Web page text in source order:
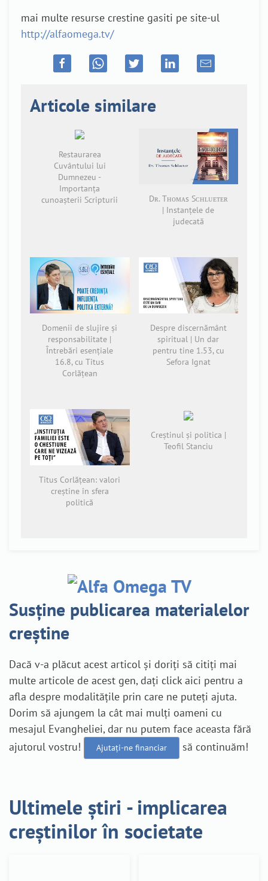
mai multe resurse crestine gasiti pe site-ul
http://alfaomega.tv/
Articole similare
Restaurarea
Cuvântului lui
Dumnezeu -
Importanța
cunoașterii Scripturii
Dʀ. Tʜᴏᴍᴀs Sᴄʜʟᴜᴇᴛᴇʀ
| Instanțele de
judecată
Domenii de slujire și
responsabilitate |
Întrebări esențiale
16.8, cu Titus
Corlățean
Despre discernământ
spiritual | Un dar
pentru tine 1.53, cu
Sefora Ignat
Titus Corlățean: valori
creștine în sfera
politică
Creștinul și politica |
Teofil Stanciu
Susține publicarea materialelor
creștine
Dacă v-a plăcut acest articol și doriți să citiți mai
multe articole de acest gen, dați click aici pentru a
afla despre modalitățile prin care ne puteți ajuta.
Dorim să ajungem la cât mai mulți oameni cu
mesajul Evangheliei, dar nu putem face aceasta fără
ajutorul vostru!
Ajutați-ne financiar să continuăm!
Ultimele știri - implicarea
creștinilor în societate